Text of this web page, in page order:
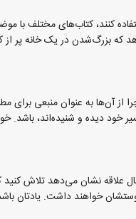
کنند، کتاب‌های مختلف با
از آن‌ها به عنوان منبعی
خود دیده‌ و شنیده‌اند،
علاقه نشان می‌دهد تلاش
خواهند داشت. یادتان